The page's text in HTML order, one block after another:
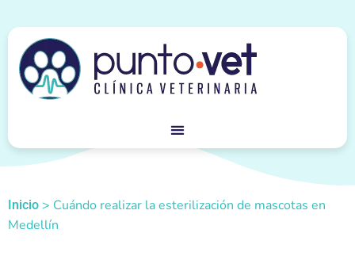
Inicio > Cuándo realizar la esterilización de mascotas en
Medellín